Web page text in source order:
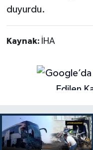
duyurdu.
Kaynak: İHA